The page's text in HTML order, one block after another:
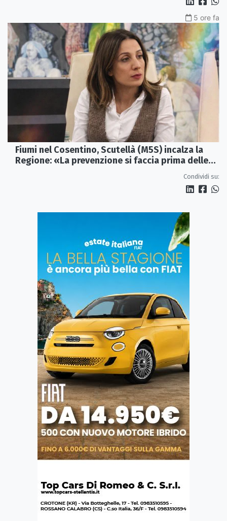
5 ore fa
Fiumi nel Cosentino, Scutellà (M5S) incalza la
Regione: «La prevenzione si faccia prima delle
Condividi su: